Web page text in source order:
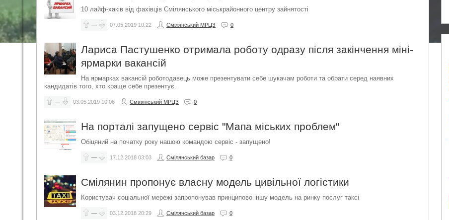
10 лайф-хаків від фахівців Смілянського міськрайонного центру зайнятості
— 07.05.2019 10:22 Смілянський МРЦЗ 0
Лариса Пастушенко отримала роботу одразу після закінчення міні-
ярмарки вакансій
На ярмарках вакансій роботодавець може презентувати себе шукачам роботи та обрати серед наявних
кандидатів того, хто краще себе презентує.
— 03.05.2019 10:06 Смілянський МРЦЗ 0
На порталі запущено сервіс "Мапа міських проблем"
Обіцяний на початку року нашою командою сервіс - запущено!
— 17.12.2018 03:03 Смілянський базар 0
Смілянин пропонує власну модель цивільної логістики
Користувач соціальної мережі запропонував принципово іншу модель на ринку послуг таксі
— 03.12.2018 20:29 Смілянський базар 0